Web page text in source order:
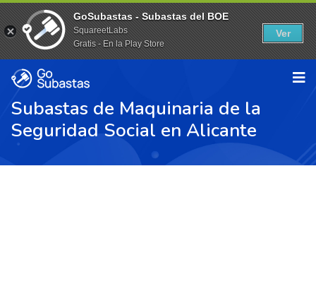
Subastas de Maquinaria de la
Seguridad Social en Alicante
GoSubastas - Subastas del BOE
SquareetLabs
Gratis - En la Play Store
Ver